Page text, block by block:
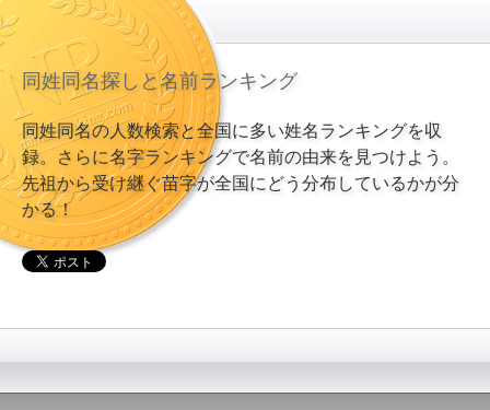
同姓同名探しと名前ランキング
同姓同名の人数検索と全国に多い姓名ランキングを収
録。さらに名字ランキングで名前の由来を見つけよう。
先祖から受け継ぐ苗字が全国にどう分布しているかが分
かる！